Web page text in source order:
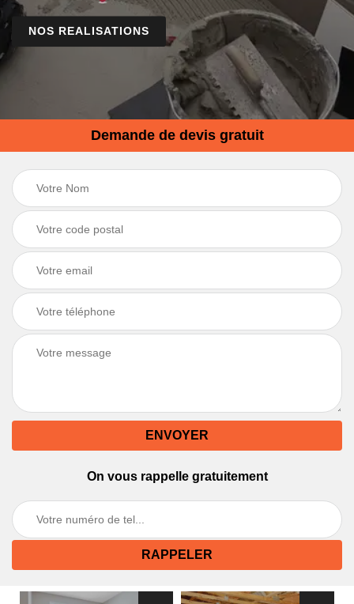
NOS REALISATIONS
Demande de devis gratuit
On vous rappelle gratuitement